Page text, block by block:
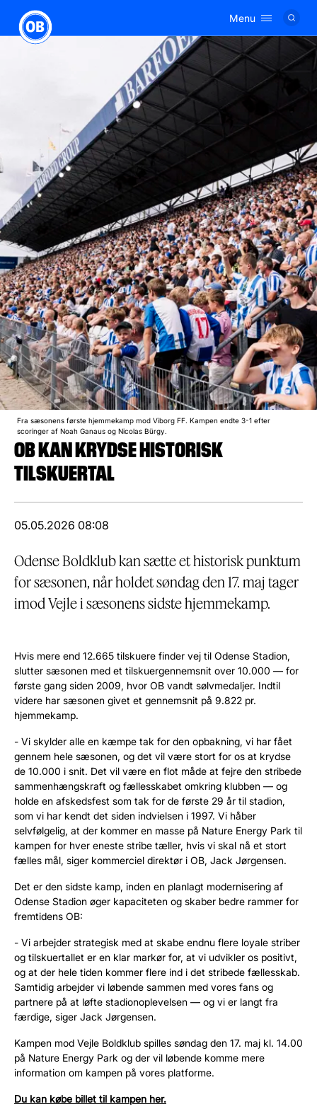
Menu
Fra sæsonens første hjemmekamp mod Viborg FF. Kampen endte 3-1 efter
scoringer af Noah Ganaus og Nicolas Bürgy.
OB KAN KRYDSE HISTORISK
TILSKUERTAL
05.05.2026 08:08
Odense Boldklub kan sætte et historisk punktum
for sæsonen, når holdet søndag den 17. maj tager
imod Vejle i sæsonens sidste hjemmekamp.
Hvis mere end 12.665 tilskuere finder vej til Odense Stadion,
slutter sæsonen med et tilskuergennemsnit over 10.000 — for
første gang siden 2009, hvor OB vandt sølvmedaljer. Indtil
videre har sæsonen givet et gennemsnit på 9.822 pr.
hjemmekamp.
- Vi skylder alle en kæmpe tak for den opbakning, vi har fået
gennem hele sæsonen, og det vil være stort for os at krydse
de 10.000 i snit. Det vil være en flot måde at fejre den stribede
sammenhængskraft og fællesskabet omkring klubben — og
holde en afskedsfest som tak for de første 29 år til stadion,
som vi har kendt det siden indvielsen i 1997. Vi håber
selvfølgelig, at der kommer en masse på Nature Energy Park til
kampen for hver eneste stribe tæller, hvis vi skal nå et stort
fælles mål, siger kommerciel direktør i OB, Jack Jørgensen.
Det er den sidste kamp, inden en planlagt modernisering af
Odense Stadion øger kapaciteten og skaber bedre rammer for
fremtidens OB:
- Vi arbejder strategisk med at skabe endnu flere loyale striber
og tilskuertallet er en klar markør for, at vi udvikler os positivt,
og at der hele tiden kommer flere ind i det stribede fællesskab.
Samtidig arbejder vi løbende sammen med vores fans og
partnere på at løfte stadionoplevelsen — og vi er langt fra
færdige, siger Jack Jørgensen.
Kampen mod Vejle Boldklub spilles søndag den 17. maj kl. 14.00
på Nature Energy Park og der vil løbende komme mere
information om kampen på vores platforme.
Du kan købe billet til kampen her.